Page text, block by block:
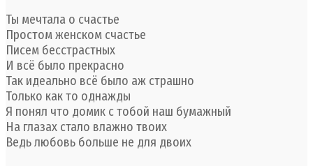
Ты мечтала о счастье
Простом женском счастье
Писем бесстрастных
И всё было прекрасно
Так идеально всё было аж страшно
Только как то однажды
Я понял что домик с тобой наш бумажный
На глазах стало влажно твоих
Ведь любовь больше не для двоих